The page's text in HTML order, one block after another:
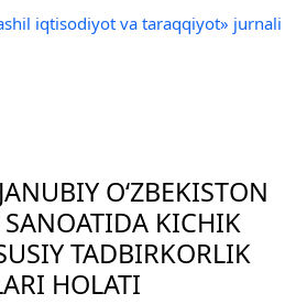
iqtisodiyot va taraqqiyot» jurnali
OʻZBEKISTON
KICHIK
TADBIRKORLIK
HOLATI